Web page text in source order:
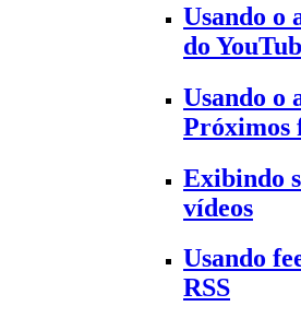
Usando o
do
Usando o
Próximos
Exibindo
vídeos
Usando
RSS